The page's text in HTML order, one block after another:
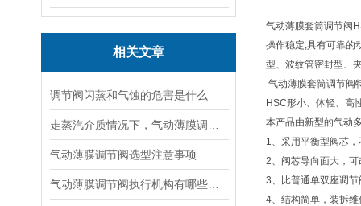
相关文章
调节阀闪蒸和气蚀的危害是什么
气动薄膜调节阀选型注意事项
气动薄膜套筒调节阀
操作稳定,具有可靠的
型、波纹管密封型、
气动薄膜套筒调节阀
HSC形小、体轻、高
本产品由新型的气动
1、采用平衡型阀芯
2、阀芯导向面大，
3、比普通单双座调
4、结构简单，装拆维